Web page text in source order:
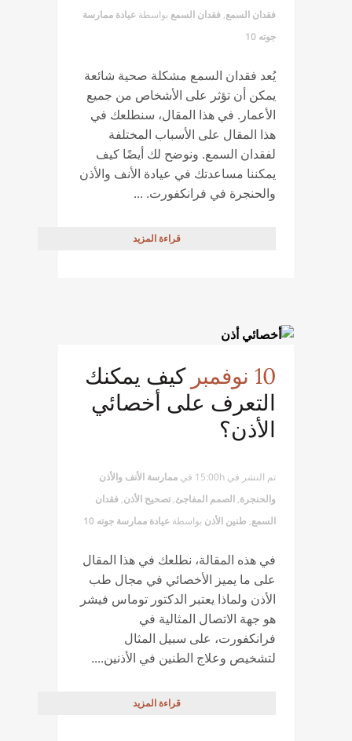
فقدان السمع, فقدان السمع بواسطة عيادة ممارسة
جوته 10
يُعد فقدان السمع مشكلة صحية شائعة
يمكن أن تؤثر على الأشخاص من جميع
الأعمار. في هذا المقال، سنطلعك في
هذا المقال على الأسباب المختلفة
لفقدان السمع. ونوضح لك أيضًا كيف
يمكننا مساعدتك في عيادة الأنف والأذن
والحنجرة في فرانكفورت. ...
قراءة المزيد
10 نوفمبر
كيف يمكنك
التعرف على أخصائي
الأذن؟
تم النشر في 15:00h في ممارسة الأنف والأذن
والحنجرة, الصمم المفاجئ,تصحيح الأذن, فقدان
السمع, طنين الأذن بواسطة عيادة ممارسة جوته 10
في هذه المقالة، نطلعك في هذا المقال
على ما يميز الأخصائي في مجال طب
الأذن ولماذا يعتبر الدكتور توماس فيشر
هو جهة الاتصال المثالية في
فرانكفورت، على سبيل المثال
لتشخيص وعلاج الطنين في الأذنين....
قراءة المزيد